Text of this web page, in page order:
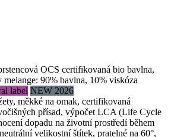
OCS certifikovaná bio bavlna,
90% bavlna, 10% viskóza
label NEW 2026
měkké na omak, certifikovaná
přísad, výpočet LCA (Life Cycle
dopadu na životní prostředí během
velikostní štítek, pratelné na 60°,